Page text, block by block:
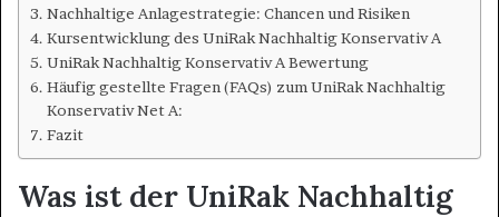
Nachhaltige Anlagestrategie: Chancen und Risiken
Kursentwicklung des UniRak Nachhaltig Konservativ A
UniRak Nachhaltig Konservativ A Bewertung
Häufig gestellte Fragen (FAQs) zum UniRak Nachhaltig
Konservativ Net A:
Fazit
Was ist der UniRak Nachhaltig